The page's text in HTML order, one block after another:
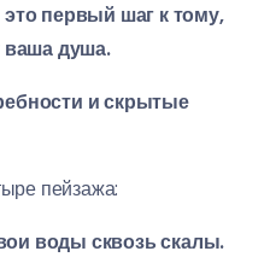
первый шаг к тому,
ваша душа.
и скрытые
пейзажа:
воды сквозь скалы.